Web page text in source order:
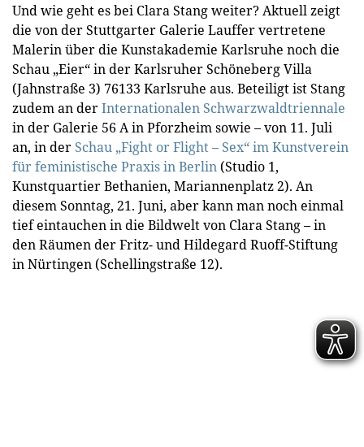
Und wie geht es bei Clara Stang weiter? Aktuell zeigt
die von der Stuttgarter Galerie Lauffer vertretene
Malerin über die Kunstakademie Karlsruhe noch die
Schau „Eier“ in der Karlsruher Schöneberg Villa
(Jahnstraße 3) 76133 Karlsruhe aus. Beteiligt ist Stang
zudem an derInternationalen Schwarzwaldtriennale
in der Galerie 56 A in Pforzheim sowie – von 11. Juli
an, in der Schau „Fight or Flight – Sex“ im Kunstverein
für feministische Praxis in Berlin (Studio 1,
Kunstquartier Bethanien, Mariannenplatz 2). An
diesem Sonntag, 21. Juni, aber kann man noch einmal
tief eintauchen in die Bildwelt von Clara Stang – in
den Räumen der Fritz- und Hildegard Ruoff-Stiftung
in Nürtingen (Schellingstraße 12).